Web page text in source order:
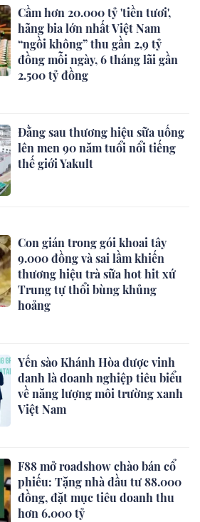
Cầm hơn 20.000 tỷ 'tiền tươi',
hãng bia lớn nhất Việt Nam
“ngồi không” thu gần 2,9 tỷ
đồng mỗi ngày, 6 tháng lãi gần
2.500 tỷ đồng
Đằng sau thương hiệu sữa uống
lên men 90 năm tuổi nổi tiếng
thế giới Yakult
Con gián trong gói khoai tây
9.000 đồng và sai lầm khiến
thương hiệu trà sữa hot hit xứ
Trung tự thổi bùng khủng
hoảng
Yến sào Khánh Hòa được vinh
danh là doanh nghiệp tiêu biểu
về năng lượng môi trường xanh
Việt Nam
F88 mở roadshow chào bán cổ
phiếu: Tặng nhà đầu tư 88.000
đồng, đặt mục tiêu doanh thu
hơn 6.000 tỷ